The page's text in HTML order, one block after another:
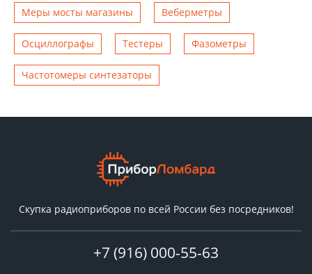
Меры мосты магазины Веберметры
Осциллографы Тестеры Фазометры
Чаcтотомеры синтезаторы
Скупка радиоприборов по всей России без посредников!
+7 (916) 000-55-63